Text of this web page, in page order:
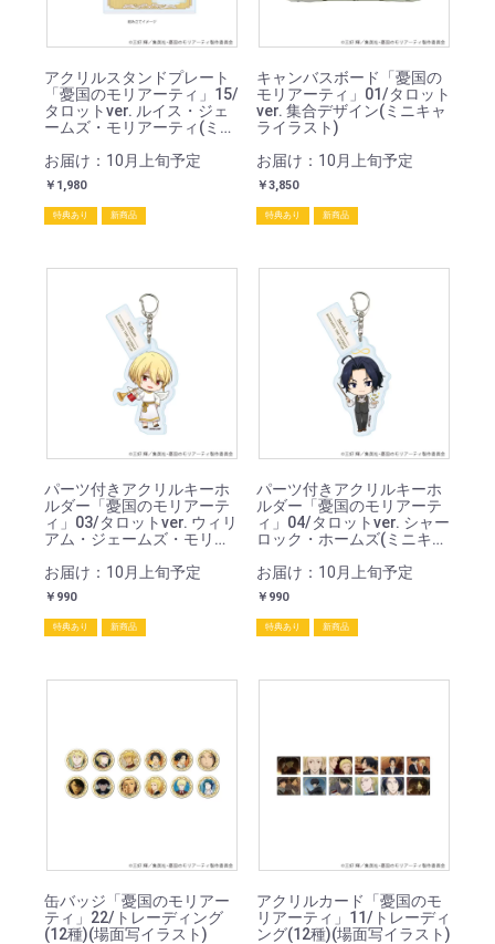
アクリルスタンドプレート
「憂国のモリアーティ」15/
タロットver. ルイス・ジェ
ームズ・モリアーティ(ミニ
お届け：10月上旬予定
￥1,980
特典あり 新商品
キャンバスボード「憂国の
モリアーティ」01/タロット
ver. 集合デザイン(ミニキャ
ライラスト)
お届け：10月上旬予定
￥3,850
特典あり 新商品
パーツ付きアクリルキーホ
ルダー「憂国のモリアーテ
ィ」03/タロットver. ウィリ
アム・ジェームズ・モリア
ト)
お届け：10月上旬予定
￥990
特典あり 新商品
パーツ付きアクリルキーホ
ルダー「憂国のモリアーテ
ィ」04/タロットver. シャー
ロック・ホームズ(ミニキャ
お届け：10月上旬予定
￥990
特典あり 新商品
缶バッジ「憂国のモリアー
ティ」22/トレーディング
(12種)(場面写イラスト)
アクリルカード「憂国のモ
リアーティ」11/トレーディ
ング(12種)(場面写イラスト)